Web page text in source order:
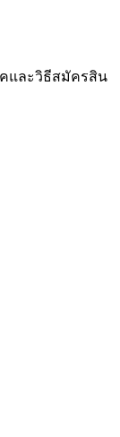
คและวิธีสมัครสิน